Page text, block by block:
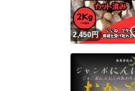
2,450円